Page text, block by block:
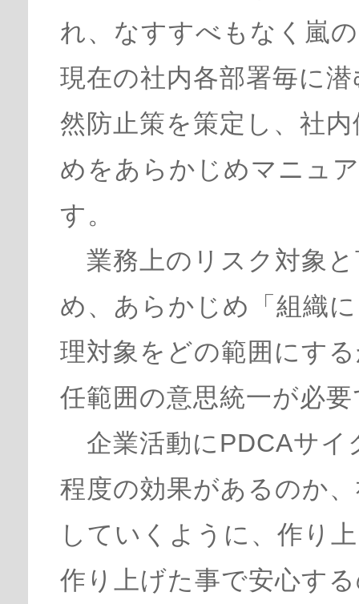
れ、なすすべもなく嵐
現在の社内各部署毎に
然防止策を策定し、社
めをあらかじめマニュ
す。
業務上のリスク対象
め、あらかじめ「組織
理対象をどの範囲にす
任範囲の意思統一が必
企業活動にPDCAサイ
程度の効果があるのか
していくように、作り
作り上げた事で安心す